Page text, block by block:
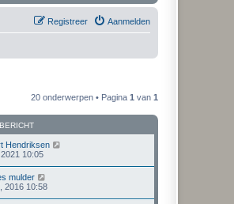
Aanmelden
Registreer
20 onderwerpen • Pagina 1 van 1
Hendriksen
10:05
mulder
2016 10:58